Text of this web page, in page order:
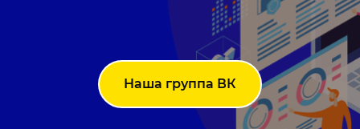
Наша группа ВК